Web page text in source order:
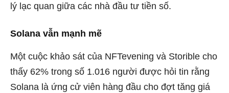
lý lạc quan giữa các nhà đầu tư tiền số.
Solana vẫn mạnh mẽ
Một cuộc khảo sát của NFTevening và Storible cho
thấy 62% trong số 1.016 người được hỏi tin rằng
Solana là ứng cử viên hàng đầu cho đợt tăng giá